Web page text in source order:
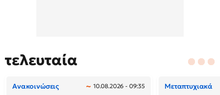
τελευταία
Ανακοινώσεις 10.08.2026 - 09:35 Μεταπτυχιακά